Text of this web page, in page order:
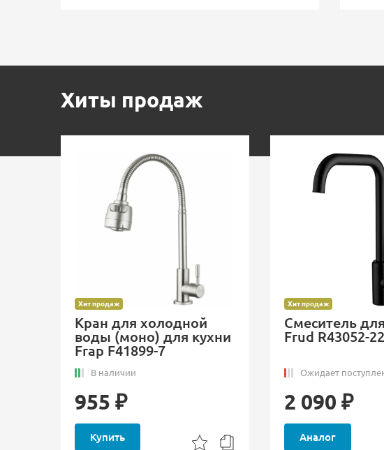
Хиты продаж
Хит продаж
Кран для холодной
воды (моно) для кухни
Frap F41899-7
В наличии
955 ₽
Купить
Хит продаж
Смеситель для кухни
Frud R43052-22
Ожидает
2 090 ₽
Аналог